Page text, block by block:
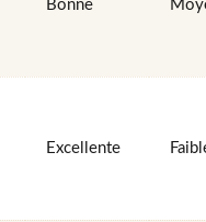
Bonne
Excellente